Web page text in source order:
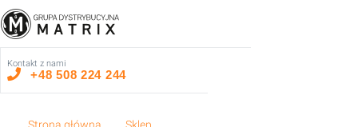
Kontakt z nami
+48 508 224 244